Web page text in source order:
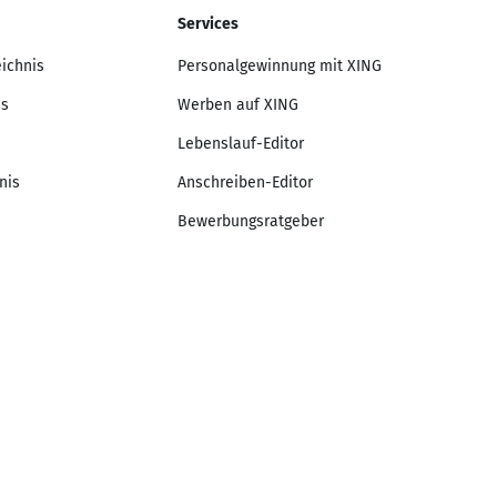
Services
Personalgewinnung mit XING
Werben auf XING
Lebenslauf-Editor
Anschreiben-Editor
Bewerbungsratgeber